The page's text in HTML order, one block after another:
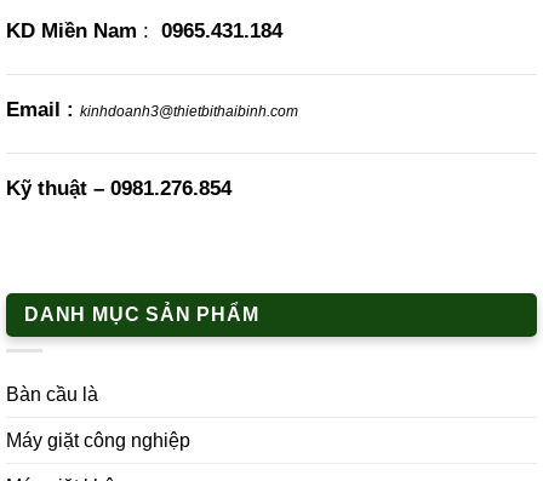
KD Miền Nam : 0965.431.184
Email : kinhdoanh3@thietbithaibinh.com
Kỹ thuật – 0981.276.854
DANH MỤC SẢN PHẨM
Bàn cầu là
Máy giặt công nghiệp